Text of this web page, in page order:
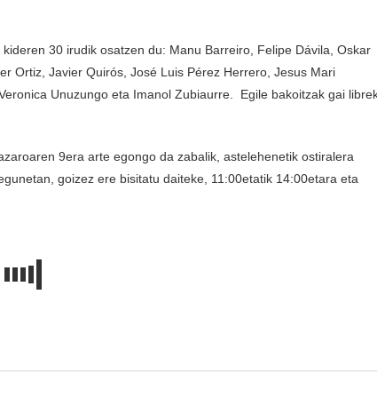
30 irudik osatzen du: Manu Barreiro, Felipe Dávila, Oskar
Ortiz, Javier Quirós, José Luis Pérez Herrero, Jesus Mari
Unuzungo eta Imanol Zubiaurre.
Egile bakoitzak gai
9era arte egongo da zabalik, astelehenetik ostiralera
goizez ere bisitatu daiteke, 11:00etatik 14:00etara eta